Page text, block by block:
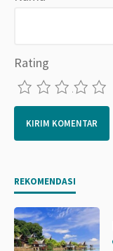
Rating
5
4
3
2
REKOMENDASI